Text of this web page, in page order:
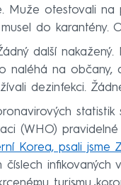
Muže otestovali
do karantény.
další
naléhá na občany,
dezinfekci.
(WHO)
Korea, psali jsme
infikovaných